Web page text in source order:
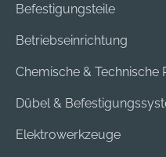
Befestigungsteile
Betriebseinrichtung
Chemische & Technische
Dübel &
Elektrowerkzeuge